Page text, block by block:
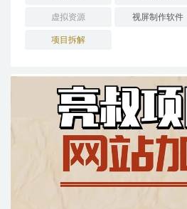
虚拟资源 视屏制作软件
项目拆解